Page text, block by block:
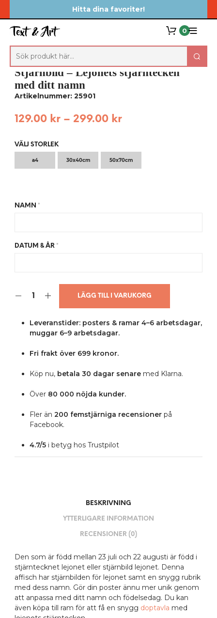
Hitta dina favoriter!
0
Stjärnbild – Lejonets stjärntecken
med ditt namn
Artikelnummer: 25901
129.00 kr – 299.00 kr
VÄLJ STORLEK
a4 30x40cm 50x70cm
NAMN *
DATUM & ÅR *
LÄGG TILL I VARUKORG
Leveranstider: posters & ramar 4–6 arbetsdagar,
muggar 6–9 arbetsdagar.
Fri frakt över 699 kronor.
Köp nu,betala 30 dagar senaremed Klarna.
Över 80 000 nöjda kunder.
Fler än 200 femstjärniga recensionerpå
Facebook.
4.7/5i betyg hos Trustpilot
BESKRIVNING
YTTERLIGARE INFORMATION
RECENSIONER (0)
Den som är född mellan 23 juli och 22 augusti är född i
stjärntecknet lejonet eller stjärnbild lejonet. Denna
affisch har stjärnbilden för lejonet samt en snygg rubrik
med dess namn. Gör din poster ännu mer unik genom
att anpassa med ditt namn och födelsedag. Du kan
även köpa till ram för att få en snygg doptavla med